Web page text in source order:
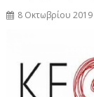
8 Οκτωβρίου 2019